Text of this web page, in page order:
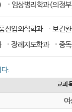
임상병리학과(의정
산업외식학과 보건
장례지도학과 중
.
교과
여